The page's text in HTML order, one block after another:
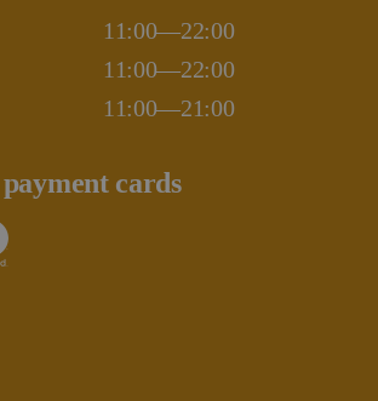
11:00—22:00
11:00—22:00
11:00—21:00
cards